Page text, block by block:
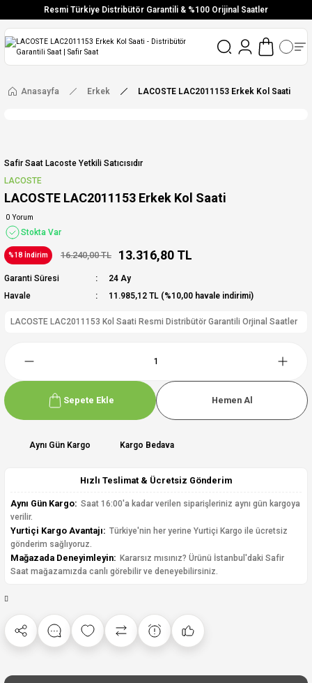
Resmi Türkiye Distribütör Garantili & %100 Orijinal Saatler
Vade Farksız 6 Taksit
Ücretsiz Kargo
Anasayfa Erkek LACOSTE LAC2011153 Erkek Kol Saati
Safir Saat Lacoste Yetkili Satıcısıdır
LACOSTE
LACOSTE LAC2011153 Erkek Kol Saati
0 Yorum
Stokta Var
%18 İndirim 16.240,00 TL 13.316,80 TL
Garanti Süresi
24 Ay
Havale
11.985,12 TL (%10,00 havale indirimi)
LACOSTE LAC2011153 Kol Saati Resmi Distribütör Garantili Orjinal Saatler
Sepete Ekle Hemen Al
Aynı Gün Kargo Kargo Bedava
Hızlı Teslimat & Ücretsiz Gönderim
Aynı Gün Kargo: Saat 16:00'a kadar verilen siparişleriniz aynı gün kargoya
verilir.
Yurtiçi Kargo Avantajı: Türkiye'nin her yerine Yurtiçi Kargo ile ücretsiz
gönderim sağlıyoruz.
Mağazada Deneyimleyin: Kararsız mısınız? Ürünü İstanbul'daki Safir
Saat mağazamızda canlı görebilir ve deneyebilirsiniz.